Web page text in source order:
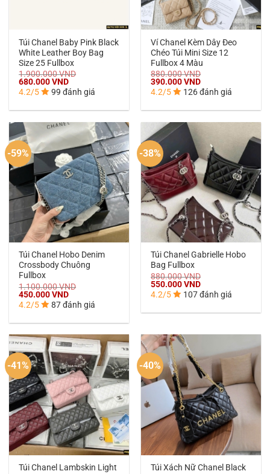
Túi Chanel Baby Pink Black
White Leather Boy Bag
Size 25 Fullbox
1.900.000VND
Giá
gốc
là:
680.000VNDGiá
hiện
tại
680.000 VND.
4.2/5 99 đánh giá
Ví Chanel Kèm Dây Đeo
Chéo Túi Mini Size 12
Fullbox 4 Màu
880.000VND
Giá
gốc
là:
390.000VNDGiá
hiện
tại
390.000 VND.
4.2/5 126 đánh giá
-59%
Túi Chanel Hobo Denim
Crossbody Chuông
Fullbox
1.100.000VND
Giá
gốc
là:
450.000VNDGiá
hiện
tại
450.000 VND.
4.2/5 87 đánh giá
-38%
Túi Chanel Gabrielle Hobo
Bag Fullbox
880.000VND
Giá
gốc
là:
550.000VNDGiá
hiện
tại
550.000 VND.
4.2/5 107 đánh giá
-41%
Túi Chanel Lambskin Light
-40%
Túi Xách Nữ Chanel Black